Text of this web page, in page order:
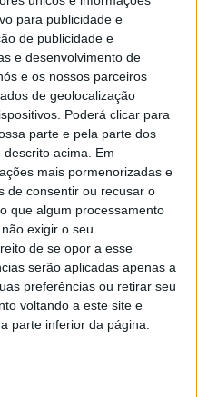
para publicidade e
de publicidade e
e desenvolvimento de
e os nossos parceiros
de geolocalização
Poderá clicar para
parte e pela parte dos
acima. Em
mais pormenorizadas e
de consentir ou recusar o
que algum processamento
exigir o seu
de se opor a esse
serão aplicadas apenas a
preferências ou retirar seu
voltando a este site e
parte inferior da página.
dia no Sachsenring. Foi
permitiu nenhum
este ter caído, e venceu
consecutiva,
campeonato. Nem a
traseiro prejudicou a
a passos largos para
do mundial de
que Aleix Espargaró na
iniciais da corrida. O
tentou recuperar
Quartararo que liderava a